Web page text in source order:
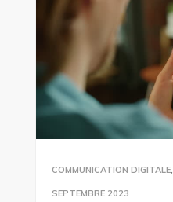
COMMUNICATION DIGITALE,
SEPTEMBRE 2023